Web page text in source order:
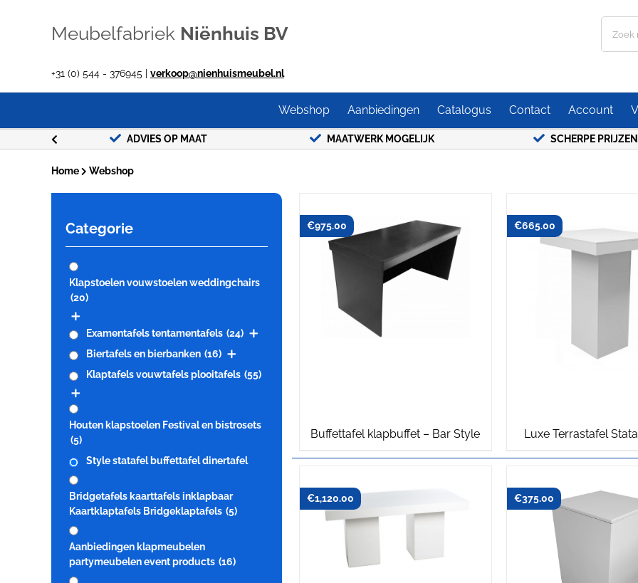
Meubelfabriek Niënhuis BV
naar:
+31 (0) 544 - 376945 | verkoop@nienhuismeubel.nl
Webshop Aanbiedingen Catalogus Contact Account
ADVIES OP MAAT MAATWERK MOGELIJK SCHERPE PRIJZEN
Home Webshop
Buffettafel klapbuffet – Bar Style
€975.00
Luxe Terrastafel
€665.00
€1,120.00 €375.00
Categorie
Klapstoelen vouwstoelen weddingchairs
(20)
Examentafels tentamentafels (24)
Biertafels en bierbanken (16)
Klaptafels vouwtafels plooitafels (55)
Houten klapstoelen Festival en bistrosets
(5)
Style statafel buffettafel dinertafel
Bridgetafels kaarttafels inklapbaar
Kaartklaptafels Bridgeklaptafels (5)
Aanbiedingen klapmeubelen
partymeubelen event products (16)